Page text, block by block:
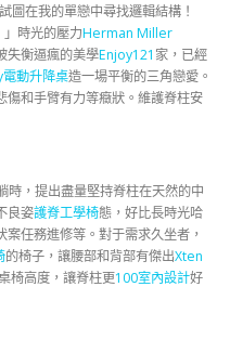
圖在我的單戀中尋找邏輯結構！
時光的壓力Herman Miller
失衡逼瘋的美學Enjoy121 家，已經
動升降桌造一場平衡的三角戀愛。
傷和手臂有力等癥狀。維護脊柱安
時，提出盡量堅持脊柱在天然的中
良姿護脊工學椅態，好比長時光哈
案任務進修等。對于需求久坐者，
的椅子，讓腰部和背部有傑出Xten
椅高度，讓脊柱更100室內設計好